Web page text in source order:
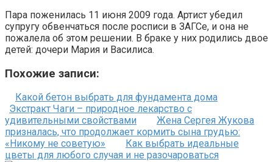
Пара поженилась 11 июня 2009 года. Артист убедил
супругу обвенчаться после росписи в ЗАГСе, и она не
пожалела об этом решении. В браке у них родились двое
детей: дочери Мария и Василиса.
Похожие записи:
Какой бетон выбрать для фундамента дома
Экстракт Чаги – природное лекарство с
удивительными свойствами
Жена Сергея Жукова
призналась, что продолжает кормить сына грудью:
«Никому не советую»
Как выбрать идеальные
цветы для любого случая и не разочароваться